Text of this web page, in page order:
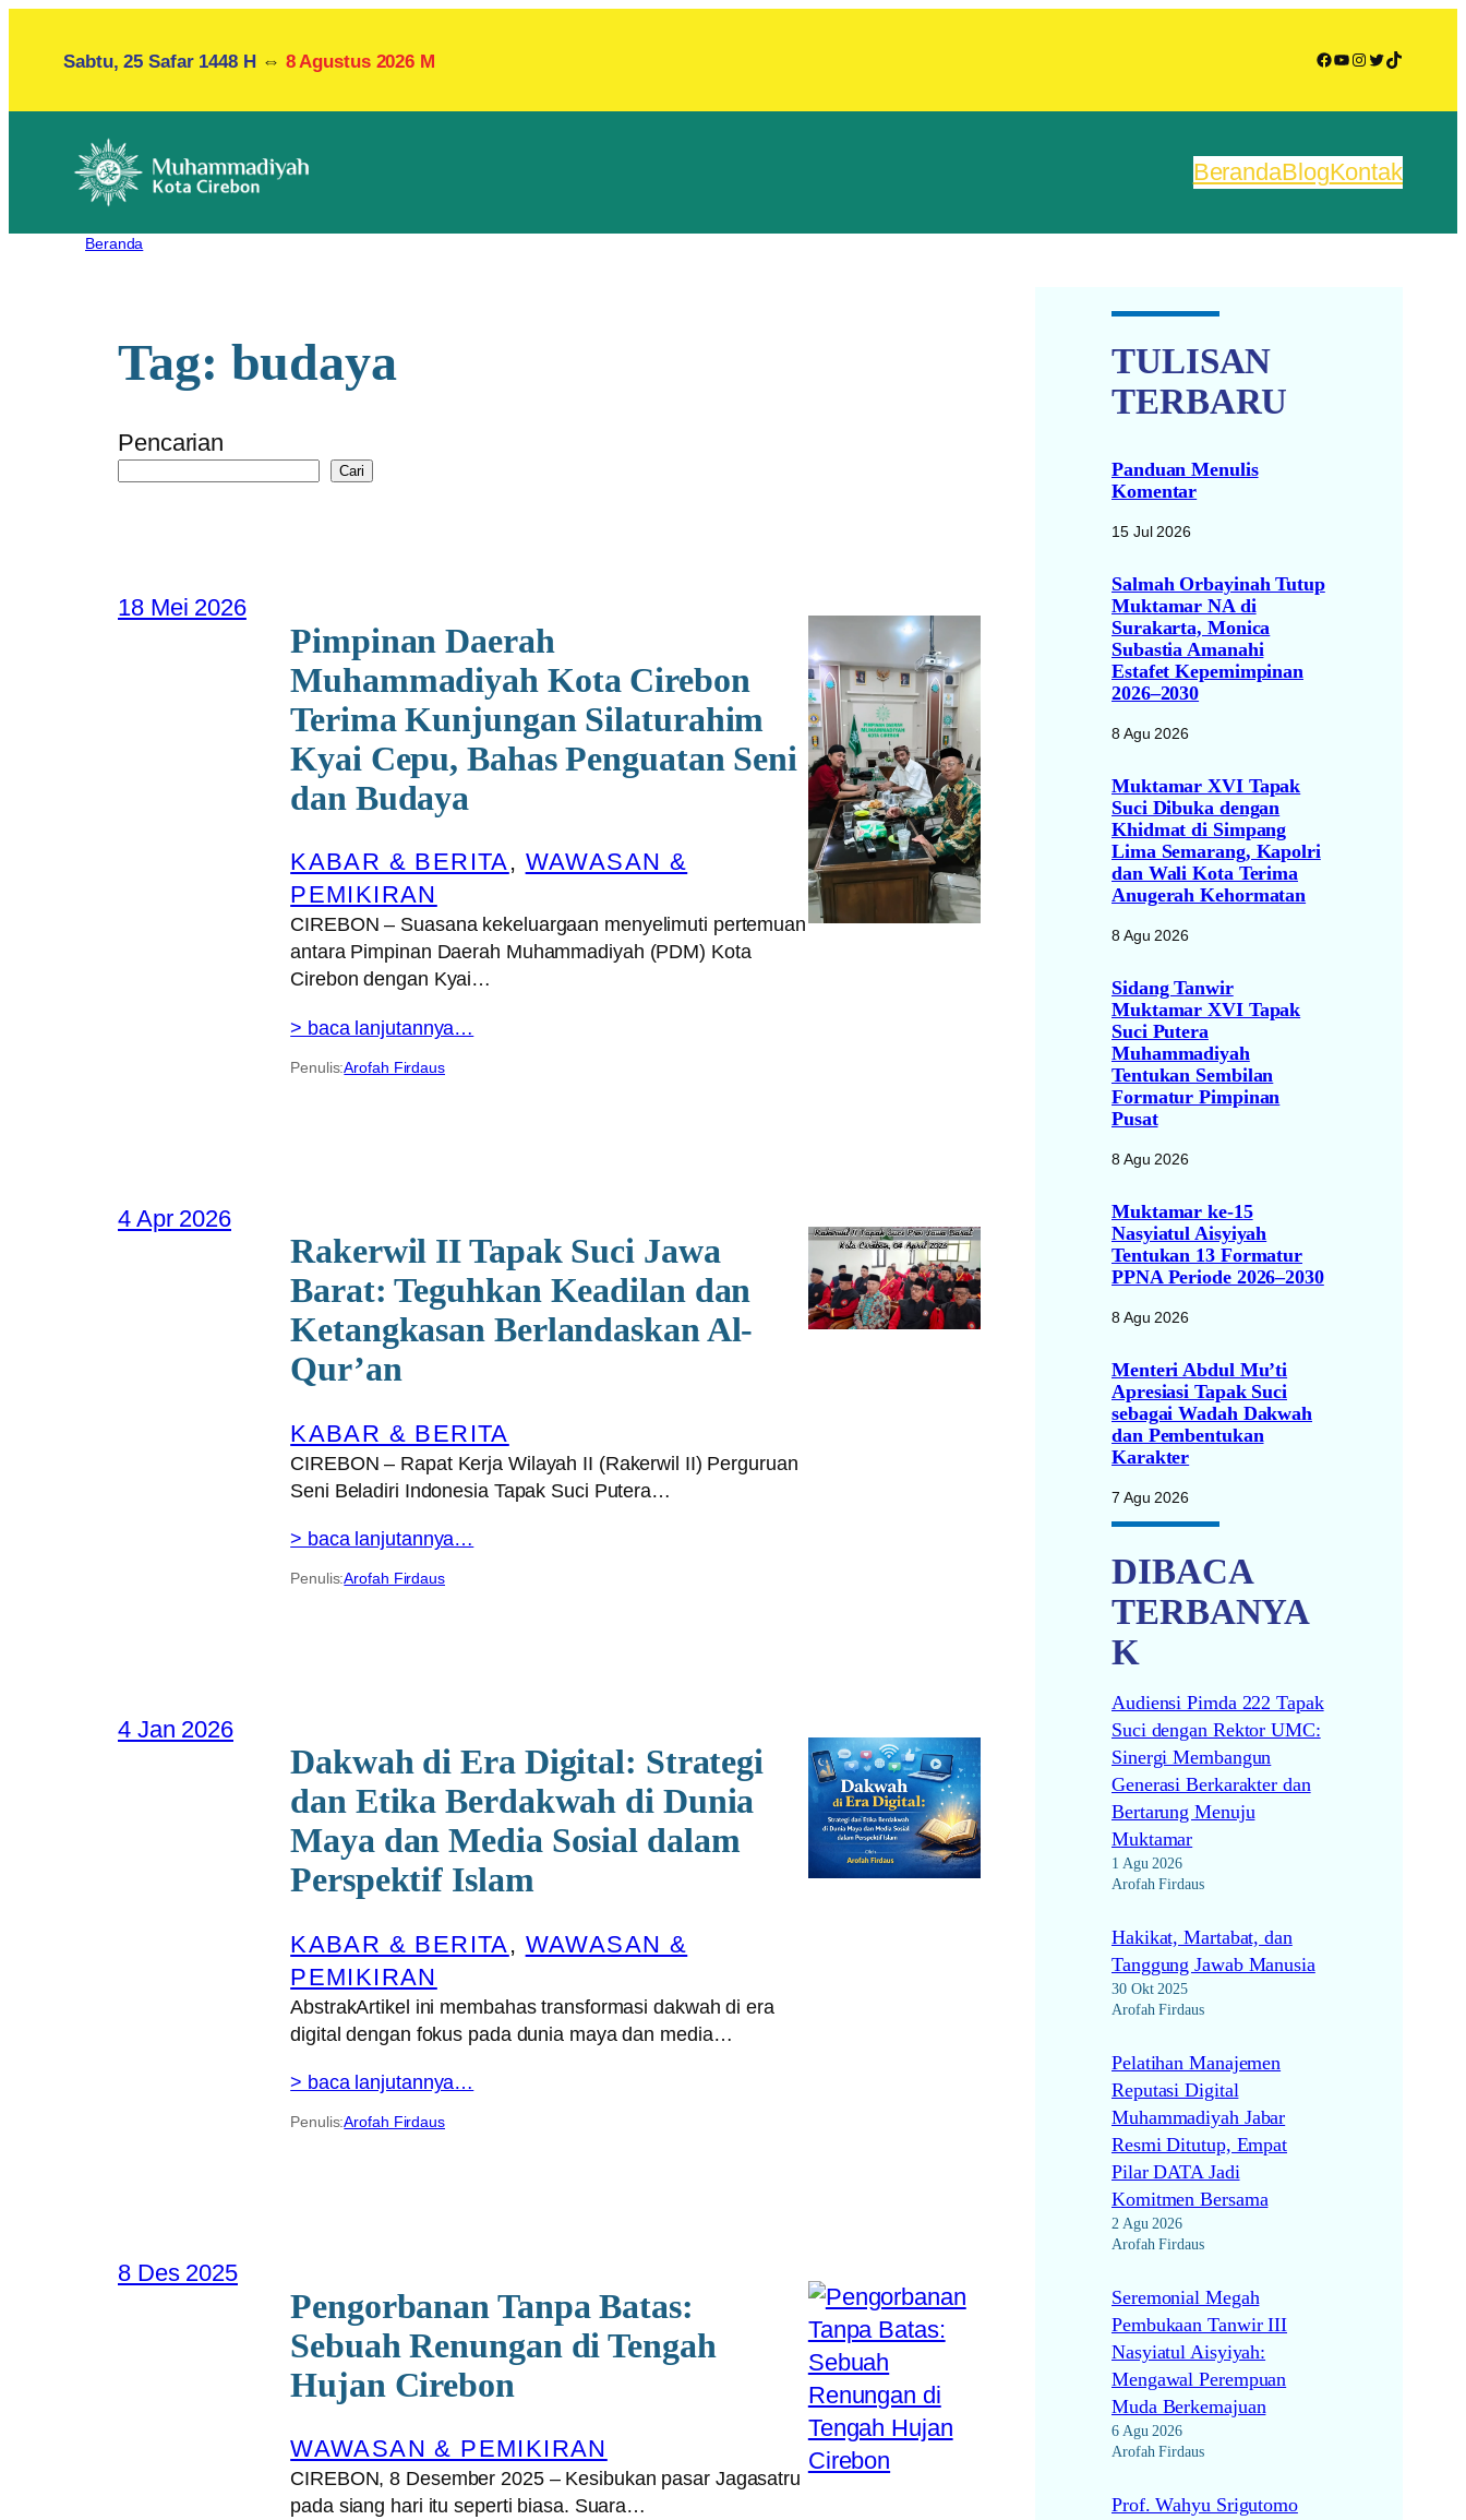
Sabtu, 25 Safar 1448 H⇔ 8 Agustus 2026 M Facebook
YouTube
Instagram
Twitter
TikTok
BerandaBlogKontak
Beranda
Tag: budaya
Pencarian
Cari
18 Mei 2026
Pimpinan Daerah
Muhammadiyah Kota Cirebon
Terima Kunjungan Silaturahim
Kyai Cepu, Bahas Penguatan Seni
dan Budaya
KABAR & BERITA, WAWASAN &
PEMIKIRAN
CIREBON – Suasana kekeluargaan menyelimuti pertemuan
antara Pimpinan Daerah Muhammadiyah (PDM) Kota
Cirebon dengan Kyai…
> baca lanjutannya…
Penulis:Arofah Firdaus
4 Apr 2026
Rakerwil II Tapak Suci Jawa
Barat: Teguhkan Keadilan dan
Ketangkasan Berlandaskan Al-
Qur’an
KABAR & BERITA
CIREBON – Rapat Kerja Wilayah II (Rakerwil II) Perguruan
Seni Beladiri Indonesia Tapak Suci Putera…
> baca lanjutannya…
Penulis:Arofah Firdaus
4 Jan 2026
Dakwah di Era Digital: Strategi
dan Etika Berdakwah di Dunia
Maya dan Media Sosial dalam
Perspektif Islam
KABAR & BERITA , WAWASAN &
PEMIKIRAN
AbstrakArtikel ini membahas transformasi dakwah di era
digital dengan fokus pada dunia maya dan media…
> baca lanjutannya…
Penulis:Arofah Firdaus
8 Des 2025
Pengorbanan Tanpa Batas:
Sebuah Renungan di Tengah
Hujan Cirebon
WAWASAN & PEMIKIRAN
CIREBON, 8 Desember 2025 – Kesibukan pasar Jagasatru
pada siang hari itu seperti biasa. Suara…
TULISAN
TERBARU
Panduan Menulis
Komentar
15 Jul 2026
Salmah Orbayinah Tutup
Muktamar NA di
Surakarta, Monica
Subastia Amanahi
Estafet Kepemimpinan
2026–2030
8 Agu 2026
Muktamar XVI Tapak
Suci Dibuka dengan
Khidmat di Simpang
Lima Semarang, Kapolri
dan Wali Kota Terima
Anugerah Kehormatan
8 Agu 2026
Sidang Tanwir
Muktamar XVI Tapak
Suci Putera
Muhammadiyah
Tentukan Sembilan
Formatur Pimpinan
Pusat
8 Agu 2026
Muktamar ke-15
Nasyiatul Aisyiyah
Tentukan 13 Formatur
PPNA Periode 2026–2030
8 Agu 2026
Menteri Abdul Mu’ti
Apresiasi Tapak Suci
sebagai Wadah Dakwah
dan Pembentukan
Karakter
7 Agu 2026
DIBACA
TERBANYA
K
Audiensi Pimda 222 Tapak
Suci dengan Rektor UMC:
Sinergi Membangun
Generasi Berkarakter dan
Bertarung Menuju
Muktamar
1 Agu 2026
Arofah Firdaus
Hakikat, Martabat, dan
Tanggung Jawab Manusia
30 Okt 2025
Arofah Firdaus
Pelatihan Manajemen
Reputasi Digital
Muhammadiyah Jabar
Resmi Ditutup, Empat
Pilar DATA Jadi
Komitmen Bersama
2 Agu 2026
Arofah Firdaus
Seremonial Megah
Pembukaan Tanwir III
Nasyiatul Aisyiyah:
Mengawal Perempuan
Muda Berkemajuan
6 Agu 2026
Arofah Firdaus
Prof. Wahyu Srigutomo